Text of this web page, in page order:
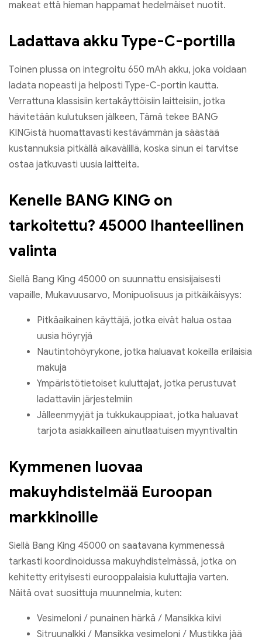
makeat että hieman happamat hedelmäiset nuotit.
Ladattava akku Type-C-portilla
Toinen plussa on integroitu 650 mAh akku, joka voidaan
ladata nopeasti ja helposti Type-C-portin kautta.
Verrattuna klassisiin kertakäyttöisiin laitteisiin, jotka
hävitetään kulutuksen jälkeen, Tämä tekee BANG
KINGistä huomattavasti kestävämmän ja säästää
kustannuksia pitkällä aikavälillä, koska sinun ei tarvitse
ostaa jatkuvasti uusia laitteita.
Kenelle BANG KING on
tarkoitettu? 45000 Ihanteellinen
valinta
Siellä Bang King 45000 on suunnattu ensisijaisesti
vapaille, Mukavuusarvo, Monipuolisuus ja pitkäikäisyys:
Pitkäaikainen käyttäjä, jotka eivät halua ostaa
uusia höyryjä
Nautintohöyrykone, jotka haluavat kokeilla erilaisia
​​makuja
Ympäristötietoiset kuluttajat, jotka perustuvat
ladattaviin järjestelmiin
Jälleenmyyjät ja tukkukauppiaat, jotka haluavat
tarjota asiakkailleen ainutlaatuisen myyntivaltin
Kymmenen luovaa
makuyhdistelmää Euroopan
markkinoille
Siellä Bang King 45000 on saatavana kymmenessä
tarkasti koordinoidussa makuyhdistelmässä, jotka on
kehitetty erityisesti eurooppalaisia ​​kuluttajia varten.
Näitä ovat suosittuja muunnelmia, kuten:
Vesimeloni / punainen härkä / Mansikka kiivi
Sitruunalkki / Mansikka vesimeloni / Mustikka jää